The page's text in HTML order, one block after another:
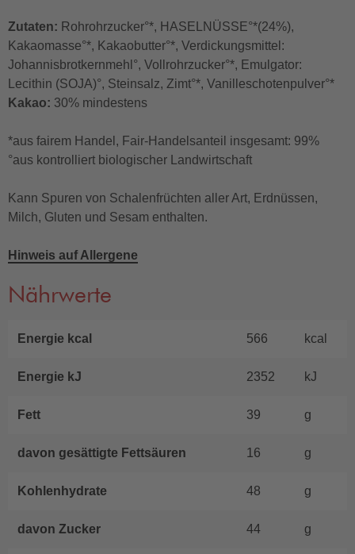
Zutaten: Rohrohrzucker°*, HASELNÜSSE°*(24%),
Kakaomasse°*, Kakaobutter°*, Verdickungsmittel:
Johannisbrotkernmehl°, Vollrohrzucker°*, Emulgator:
Lecithin (SOJA)°, Steinsalz, Zimt°*, Vanilleschotenpulver°*
Kakao: 30% mindestens
*aus fairem Handel, Fair-Handelsanteil insgesamt: 99%
°aus kontrolliert biologischer Landwirtschaft
Kann Spuren von Schalenfrüchten aller Art, Erdnüssen,
Milch, Gluten und Sesam enthalten.
Hinweis auf Allergene
Nährwerte
Energie kcal 566 kcal
Energie kJ 2352 kJ
Fett 39 g
davon gesättigte Fettsäuren 16 g
Kohlenhydrate 48 g
davon Zucker 44 g